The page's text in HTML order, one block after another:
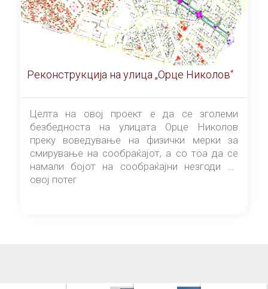
Реконструкција на улица „Орце Николов“
Целта на овој проект е да се зголеми
безбедноста на улицата Орце Николов
преку воведување на физички мерки за
смирување на сообраќајот, а со тоа да се
намали бојот на сообраќајни незгоди на
овој потег